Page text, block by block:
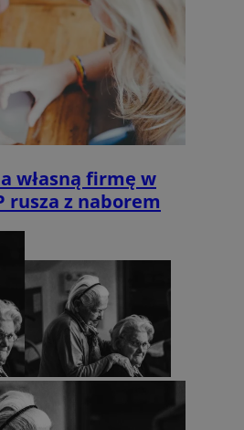
własną firmę w
rusza z naborem